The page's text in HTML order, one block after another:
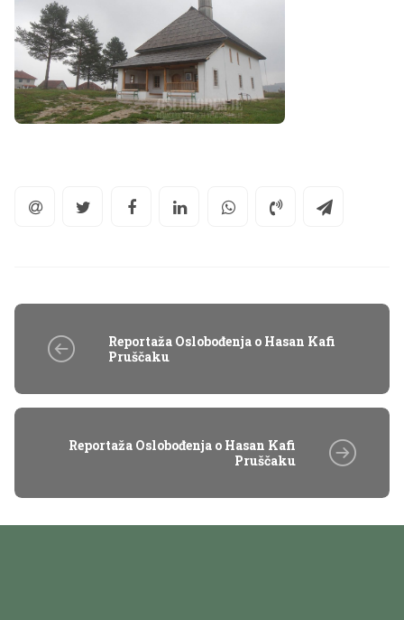
Reportaža Oslobođenja o Hasan Kafi
Pruščaku
Reportaža Oslobođenja o Hasan Kafi
Pruščaku